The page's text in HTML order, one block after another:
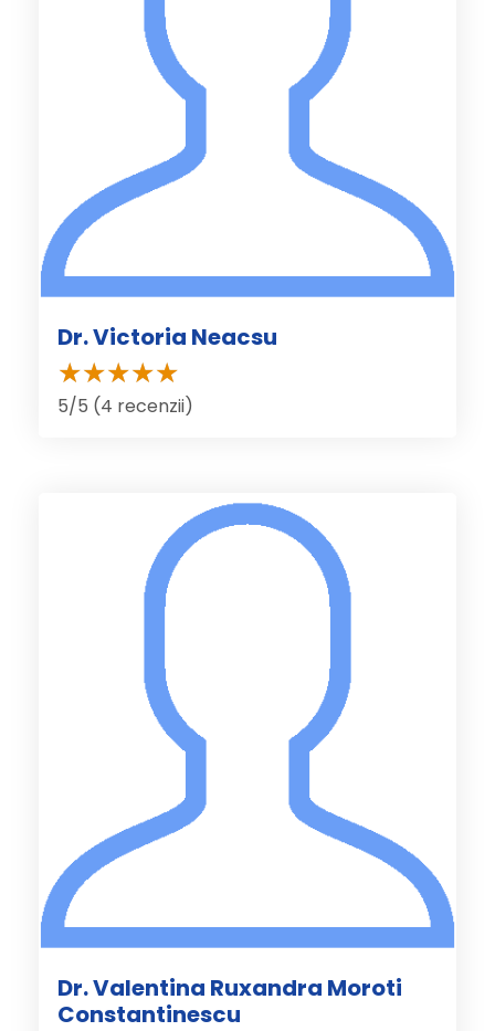
Dr. Victoria Neacsu
5/5 (4 recenzii)
Dr. Valentina Ruxandra Moroti
Constantinescu